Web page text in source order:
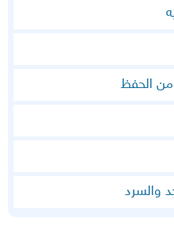
الحفظ
والسرد